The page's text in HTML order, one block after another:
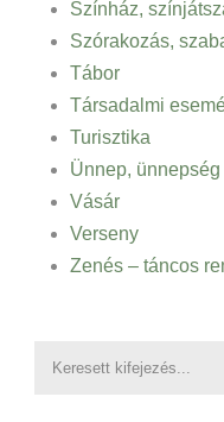
Színház,
Szórakozás,
Tábor
Társadalmi
Turisztika
Ünnep, ünnepség
Vásár
Verseny
Zenés – táncos